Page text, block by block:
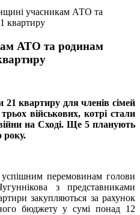
учасникам АТО та
квартиру
АТО та родинам
21 квартиру для членів сімей
військових, котрі стали
на Сході. Ще 5 планують
року.
перемовинам голови
з представниками
закупляються за рахунок
бюджету у сумі понад 12